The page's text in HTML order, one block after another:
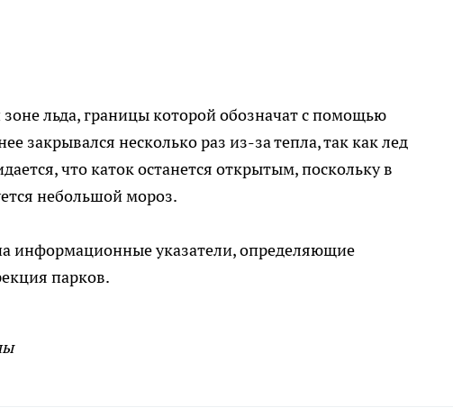
льда, границы которой обозначат с помощью
закрывался несколько раз из-за тепла, так как лед
что каток останется открытым, поскольку в
небольшой мороз.
информационные указатели, определяющие
парков.